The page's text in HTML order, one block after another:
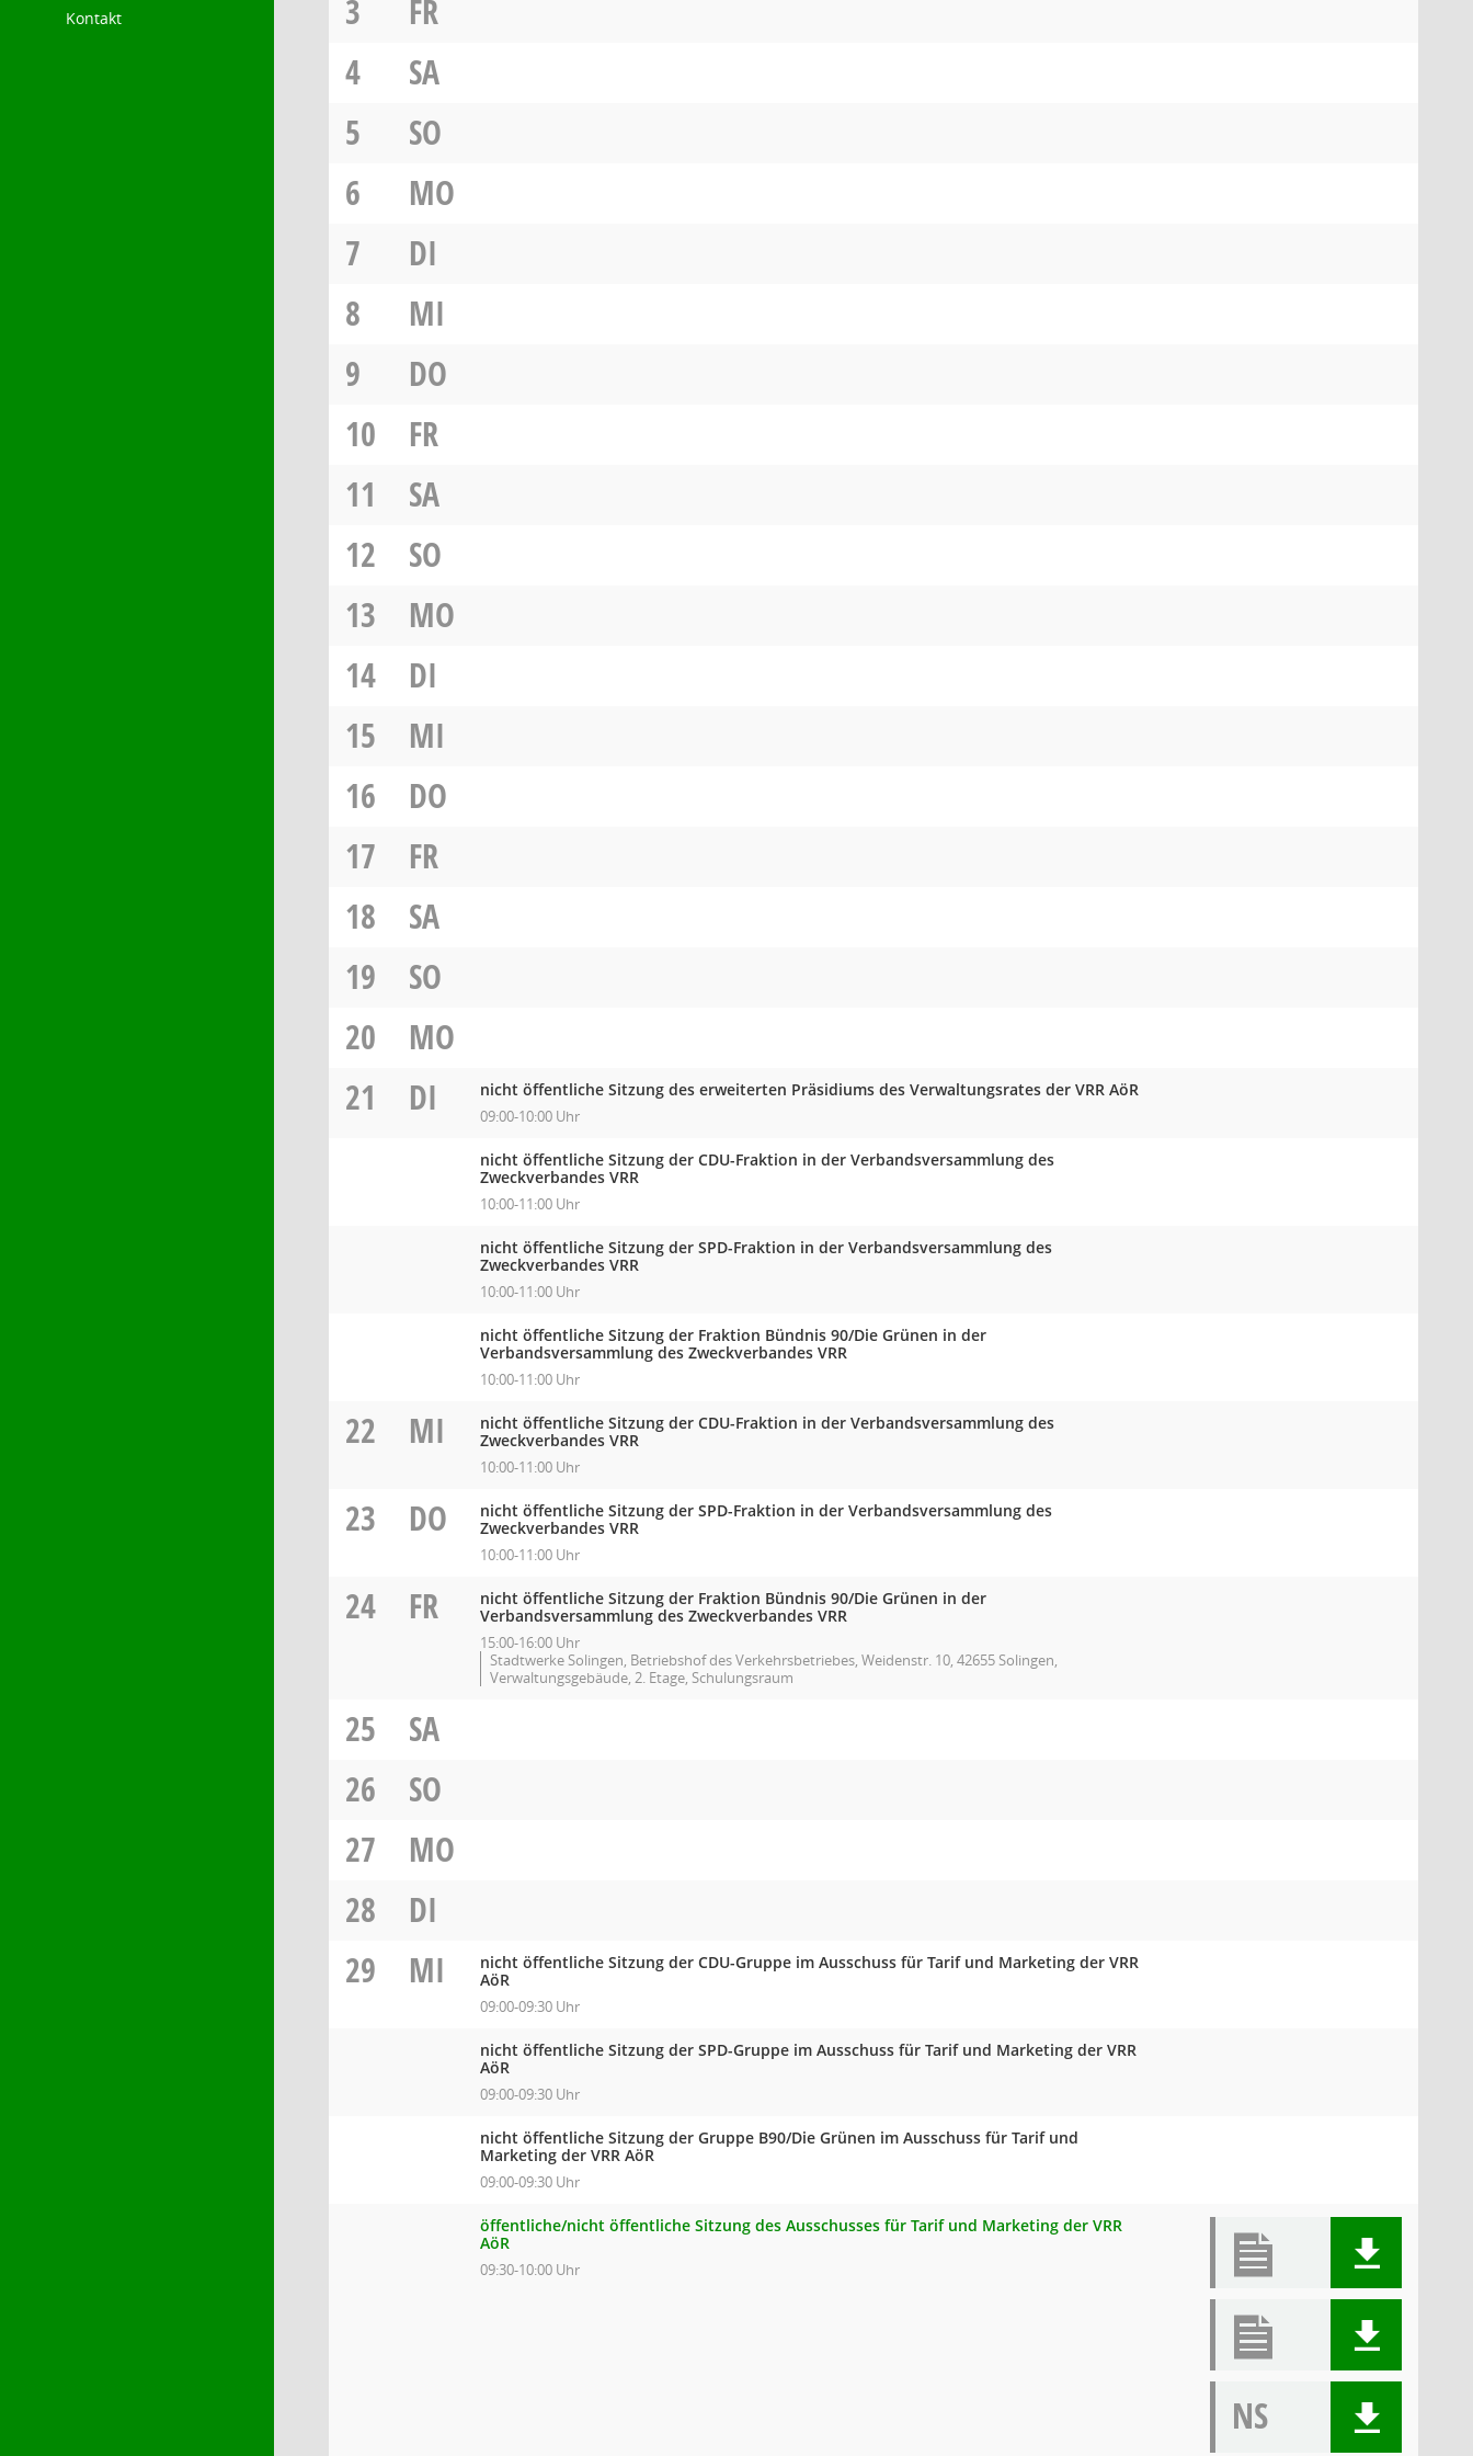
Kontakt 3
FR
4
SA
5
SO
6
MO
7
DI
8
MI
9
DO
10
FR
11
SA
12
SO
13
MO
14
DI
15
MI
16
DO
17
FR
18
SA
19
SO
20
MO
21
DI nicht öffentliche Sitzung des erweiterten Präsidiums des Verwaltungsrates der VRR AöR
09:00-10:00 Uhr
nicht öffentliche Sitzung der CDU-Fraktion in der Verbandsversammlung des
Zweckverbandes VRR
10:00-11:00 Uhr
nicht öffentliche Sitzung der SPD-Fraktion in der Verbandsversammlung des
Zweckverbandes VRR
10:00-11:00 Uhr
nicht öffentliche Sitzung der Fraktion Bündnis 90/Die Grünen in der
Verbandsversammlung des Zweckverbandes VRR
10:00-11:00 Uhr
22 MI
nicht öffentliche Sitzung der CDU-Fraktion in der Verbandsversammlung des
Zweckverbandes VRR
10:00-11:00 Uhr
23 DO
nicht öffentliche Sitzung der SPD-Fraktion in der Verbandsversammlung des
Zweckverbandes VRR
10:00-11:00 Uhr
24 FR
nicht öffentliche Sitzung der Fraktion Bündnis 90/Die Grünen in der
Verbandsversammlung des Zweckverbandes VRR
15:00-16:00 Uhr
Stadtwerke Solingen, Betriebshof des Verkehrsbetriebes, Weidenstr. 10, 42655 Solingen,
Verwaltungsgebäude, 2. Etage, Schulungsraum
25
SA
26
SO
27
MO
28
DI
29
MI
nicht öffentliche Sitzung der CDU-Gruppe im Ausschuss für Tarif und Marketing der VRR
AöR
09:00-09:30 Uhr
nicht öffentliche Sitzung der SPD-Gruppe im Ausschuss für Tarif und Marketing der VRR
AöR
09:00-09:30 Uhr
nicht öffentliche Sitzung der Gruppe B90/Die Grünen im Ausschuss für Tarif und
Marketing der VRR AöR
09:00-09:30 Uhr
öffentliche/nicht öffentliche Sitzung des Ausschusses für Tarif und Marketing der VRR
AöR
09:30-10:00 Uhr
NS